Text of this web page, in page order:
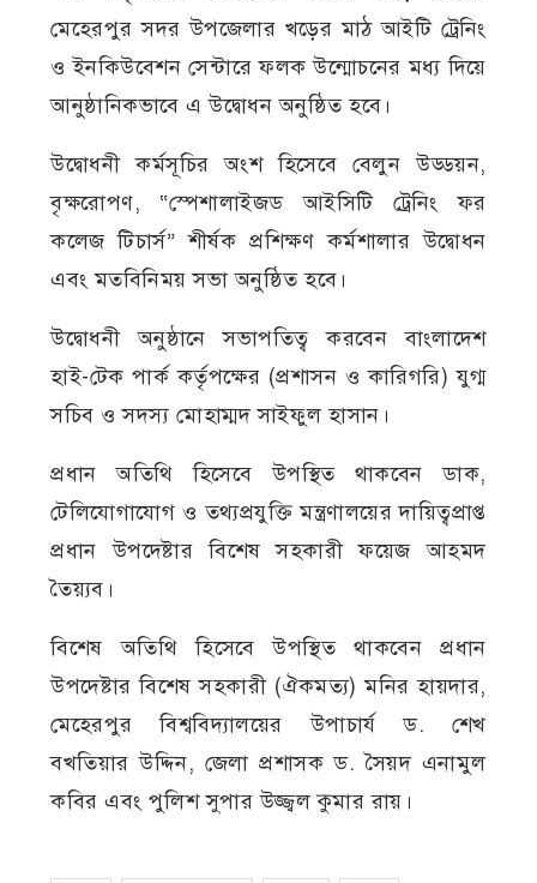
মেহেরপুর সদর উপজেলার খড়ের মাঠ আইটি ট্রেনিং
ও ইনকিউবেশন সেন্টারে ফলক উন্মোচনের মধ্য দিয়ে
আনুষ্ঠানিকভাবে এ উদ্বোধন অনুষ্ঠিত হবে।
উদ্বোধনী কর্মসূচির অংশ হিসেবে বেলুন উড্ডয়ন,
বৃক্ষরোপণ, “স্পেশালাইজড আইসিটি ট্রেনিং ফর
কলেজ টিচার্স” শীর্ষক প্রশিক্ষণ কর্মশালার উদ্বোধন
এবং মতবিনিময় সভা অনুষ্ঠিত হবে।
উদ্বোধনী অনুষ্ঠানে সভাপতিত্ব করবেন বাংলাদেশ
হাই-টেক পার্ক কর্তৃপক্ষের (প্রশাসন ও কারিগরি) যুগ্ম
সচিব ও সদস্য মোহাম্মদ সাইফুল হাসান।
প্রধান অতিথি হিসেবে উপস্থিত থাকবেন ডাক,
টেলিযোগাযোগ ও তথ্যপ্রযুক্তি মন্ত্রণালয়ের দায়িত্বপ্রাপ্ত
প্রধান উপদেষ্টার বিশেষ সহকারী ফয়েজ আহমদ
তৈয়্যব।
বিশেষ অতিথি হিসেবে উপস্থিত থাকবেন প্রধান
উপদেষ্টার বিশেষ সহকারী (ঐকমত্য) মনির হায়দার,
মেহেরপুর বিশ্ববিদ্যালয়ের উপাচার্য ড. শেখ
বখতিয়ার উদ্দিন, জেলা প্রশাসক ড. সৈয়দ এনামুল
কবির এবং পুলিশ সুপার উজ্জ্বল কুমার রায়।